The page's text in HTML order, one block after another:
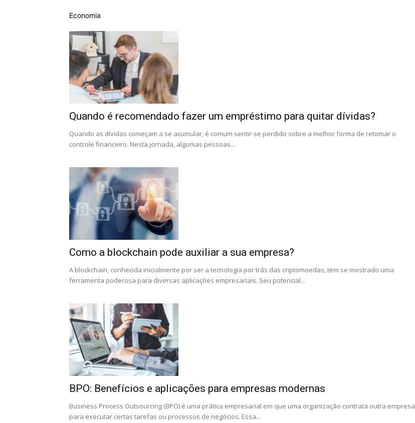
Economia
Quando é recomendado fazer um empréstimo para quitar dívidas?
Quando as dívidas começam a se acumular, é comum sentir-se perdido sobre a melhor forma de retomar o
controle financeiro. Nesta jornada, algumas pessoas...
Como a blockchain pode auxiliar a sua empresa?
A blockchain, conhecida inicialmente por ser a tecnologia por trás das criptomoedas, tem se mostrado uma
ferramenta poderosa para diversas aplicações empresariais. Seu potencial...
BPO: Benefícios e aplicações para empresas modernas
Business Process Outsourcing (BPO) é uma prática empresarial em que uma organização contrata outra empresa
para executar certas tarefas ou processos de negócios. Essa...